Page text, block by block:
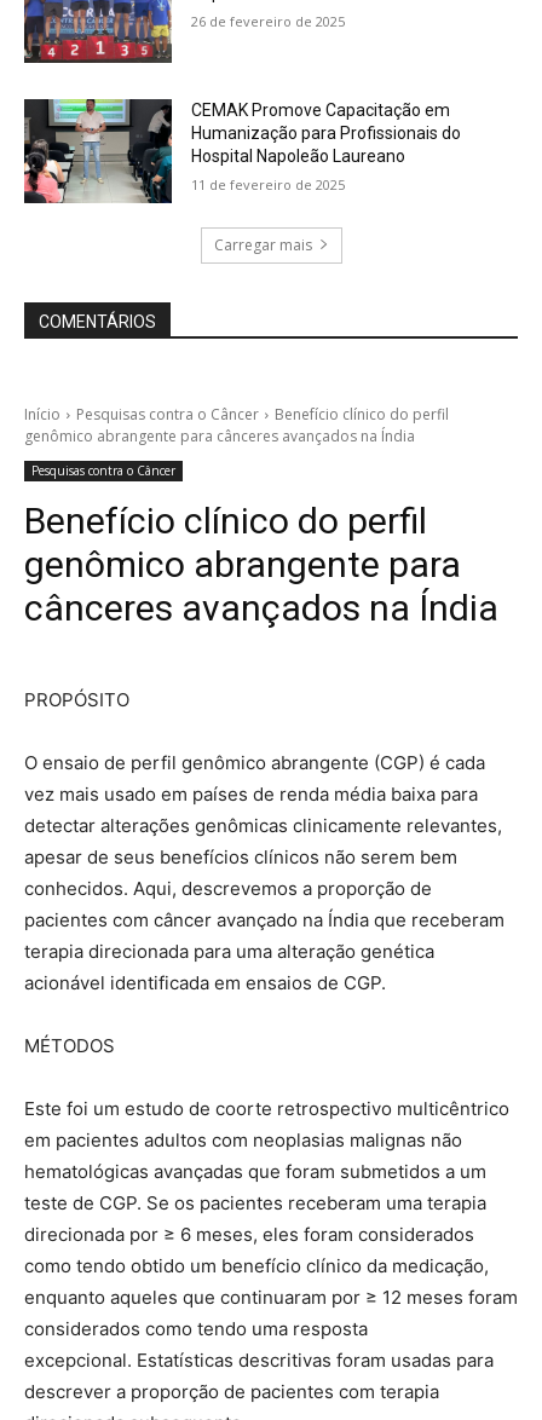
26 de fevereiro de 2025
CEMAK Promove Capacitação em
Humanização para Profissionais do
Hospital Napoleão Laureano
11 de fevereiro de 2025
Carregar mais
COMENTÁRIOS